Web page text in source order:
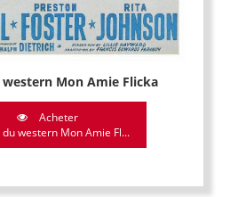
Mon Amie Flicka
Acheter
western Mon Amie Fl...